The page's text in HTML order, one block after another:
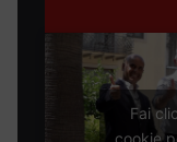
Fai
cookie